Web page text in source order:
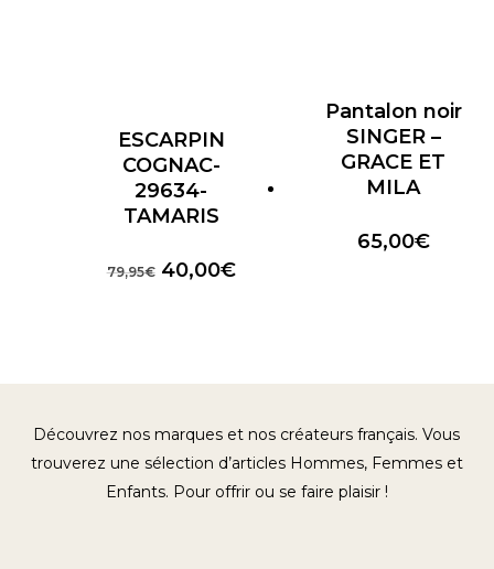
ESCARPIN
COGNAC-
29634-
TAMARIS
79,95€ Le
40,00€Le
Pantalon noir
SINGER –
GRACE ET
MILA
65,00€
Découvrez nos marques et nos créateurs français. Vous
trouverez une sélection d’articles Hommes, Femmes et
Enfants. Pour offrir ou se faire plaisir !